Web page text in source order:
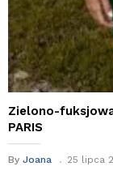
Zielono-
PARIS
By Joana 25 lipca